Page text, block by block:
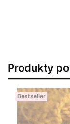
Produkty
Bestseller